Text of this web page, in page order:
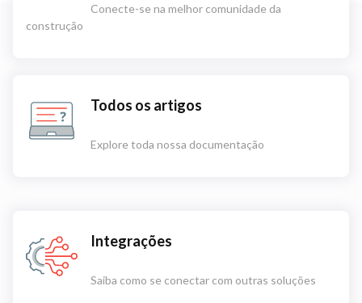
Conecte-se na melhor comunidade da
construção
Todos os artigos
Explore toda nossa documentação
Integrações
Saiba como se conectar com outras soluções